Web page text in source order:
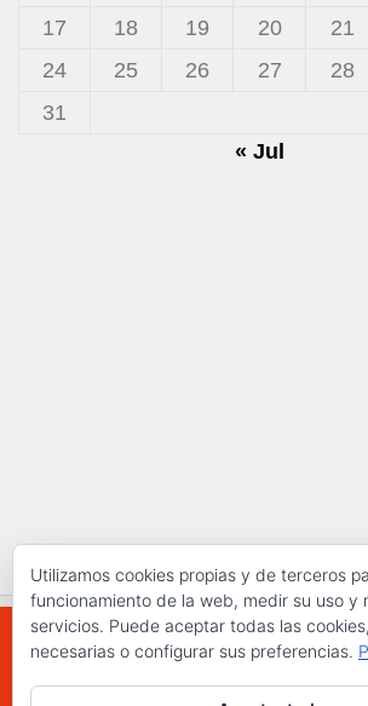
17
18 19 20 21
24
25 26 27 28
31
« Jul
WWW.ELCHAPLON.COM ©
Utilizamos cookies propias y de terceros
funcionamiento de la web, medir su uso y
servicios. Puede aceptar todas las
necesarias o configurar sus preferencias.